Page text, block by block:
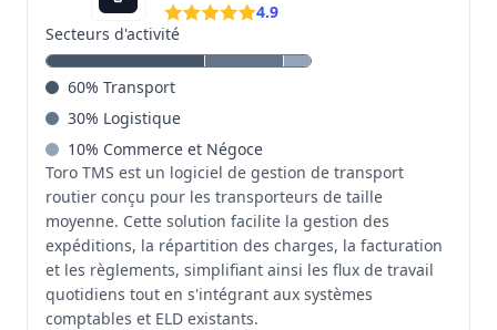
4.9
Secteurs d'activité
60% Transport
30% Logistique
10% Commerce et Négoce
Toro TMS est un logiciel de gestion de transport
routier conçu pour les transporteurs de taille
moyenne. Cette solution facilite la gestion des
expéditions, la répartition des charges, la facturation
et les règlements, simplifiant ainsi les flux de travail
quotidiens tout en s'intégrant aux systèmes
comptables et ELD existants.